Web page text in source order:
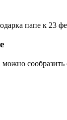
папе к 23